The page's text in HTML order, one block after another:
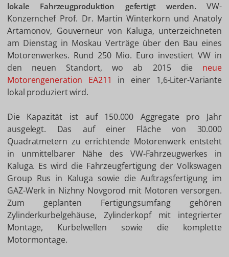
lokale Fahrzeugproduktion gefertigt werden.VW-
Konzernchef Prof. Dr. Martin Winterkorn und Anatoly
Artamonov, Gouverneur von Kaluga, unterzeichneten
am Dienstag in Moskau Verträge über den Bau eines
Motorenwerkes. Rund 250 Mio. Euro investiert VW in
den neuen Standort, wo ab 2015 die neue
Motorengeneration EA211
in einer 1,6-Liter-Variante
lokal produziert wird.
Die Kapazität ist auf 150.000 Aggregate pro Jahr
ausgelegt. Das auf einer Fläche von 30.000
Quadratmetern zu errichtende Motorenwerk entsteht
in unmittelbarer Nähe des VW-Fahrzeugwerkes in
Kaluga. Es wird die Fahrzeugfertigung der Volkswagen
Group Rus in Kaluga sowie die Auftragsfertigung im
GAZ-Werk in Nizhny Novgorod mit Motoren versorgen.
Zum geplanten Fertigungsumfang gehören
Zylinderkurbelgehäuse, Zylinderkopf mit integrierter
Montage, Kurbelwellen sowie die komplette
Motormontage.